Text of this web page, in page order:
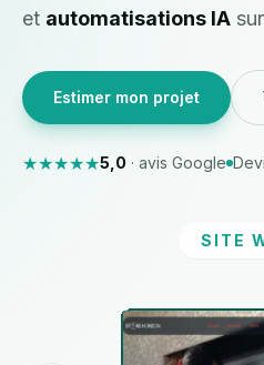
et automatisations IA
Estimer mon projet
★★★★★5,0 · avis Google
SITE